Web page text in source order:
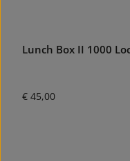
Lunch Box II 1000
Normale prijs:
€ 45,00